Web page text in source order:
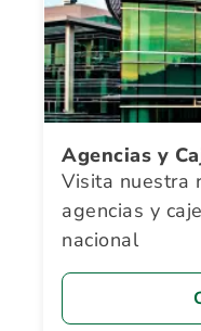
Agencias y
Visita nuestra
agencias y
nacional